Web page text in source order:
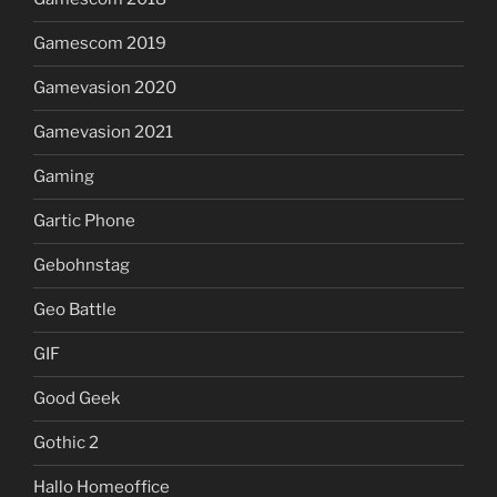
Gamescom 2019
Gamevasion 2020
Gamevasion 2021
Gaming
Gartic Phone
Gebohnstag
Geo Battle
GIF
Good Geek
Gothic 2
Hallo Homeoffice